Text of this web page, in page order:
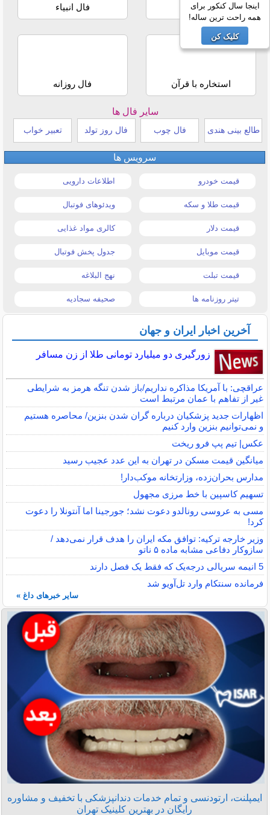
فال حافظ فال انبیاء
استخاره با قرآن فال روزانه
سایر فال ها
طالع بینی هندی فال چوب فال روز تولد تعبیر خواب
سرویس ها
قیمت خودرو اطلاعات دارویی
قیمت طلا و سکه ویدئوهای فوتبال
قیمت دلار کالری مواد غذایی
قیمت موبایل جدول پخش فوتبال
قیمت تبلت نهج البلاغه
تیتر روزنامه ها صحیفه سجادیه
آخرین اخبار ایران و جهان
زورگیری دو میلیارد تومانی طلا از زن مسافر
عراقچی: با آمریکا مذاکره نداریم/باز شدن تنگه هرمز به شرایطی
غیر از تفاهم با عمان مرتبط است
اظهارات جدید پزشکیان درباره گران شدن بنزین/ محاصره هستیم
و نمی‌توانیم بنزین وارد کنیم
عکس| تیم پپ فرو ریخت
میانگین قیمت مسکن در تهران به این عدد عجیب رسید
مدارس بحران‌زده، وزارتخانه موکب‌دار!
تسهیم کاسپین با خط مرزی مجهول
مسی به عروسی رونالدو دعوت نشد؛ جورجینا اما آنتونلا را دعوت
کرد!
وزیر خارجه ترکیه: توافق مکه ایران را هدف قرار نمی‌دهد /
سازوکار دفاعی مشابه ماده ۵ ناتو
5 انیمه سریالی درجه‌یک که فقط یک فصل دارند
فرمانده سنتکام وارد تل‌آویو شد
سایر خبرهای داغ »
ایمپلنت، ارتودنسی و تمام خدمات دندانپزشکی با تخفیف و مشاوره
رایگان در بهترین کلینیک تهران
اینجا سال کنکور برای
همه راحت ترین ساله!
کلیک کن